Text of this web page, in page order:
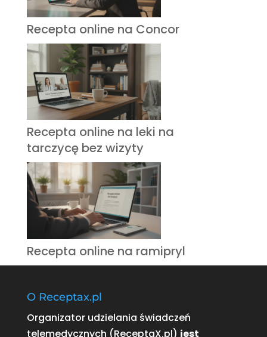
Recepta online na Concor
Recepta online na leki na
tarczycę bez wizyty
Recepta online na ramipryl
O Receptax.pl
Organizator udzielania świadczeń
telemedycznych (ReceptaX.pl) jest